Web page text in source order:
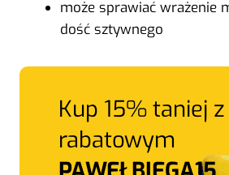
może sprawiać wrażenie
dość sztywnego
Kup 15% taniej
rabatowym